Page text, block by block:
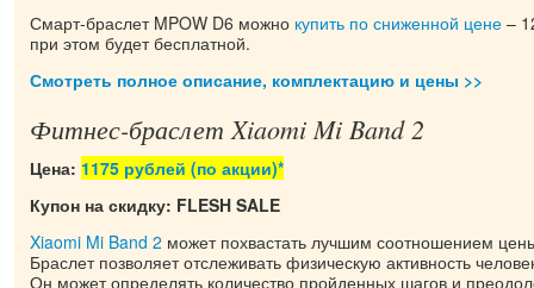
Смарт-браслет MPOW D6 можно купить по сниженной цене –
при этом будет бесплатной.
Смотреть полное описание, комплектацию и цены >>
Фитнес-браслет Xiaomi Mi Band 2
Цена: 1175 рублей (по акции)*
Купон на скидку: FLESH SALE
Xiaomi Mi Band 2 может похвастать лучшим соотношением
Браслет позволяет отслеживать физическую активность
Он может определять количество пройденных шагов и